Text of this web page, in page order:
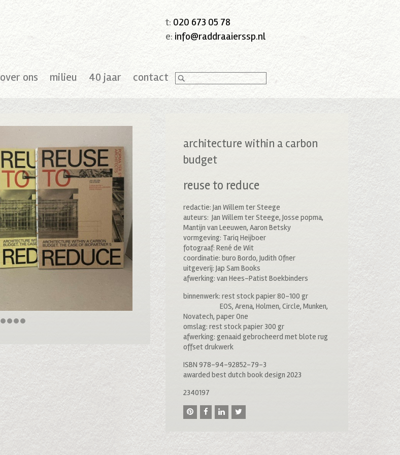
t: 020 673 05 78
e: info@raddraaierssp.nl
over ons milieu 40 jaar contact
architecture within a carbon
budget
reuse to reduce
redactie: Jan Willem ter Steege
auteurs: Jan Willem ter Steege, Josse popma,
Mantijn van Leeuwen, Aaron Betsky
vormgeving: Tariq Heijboer
fotograaf: René de Wit
coordinatie: buro Bordo, Judith Ofner
uitgeverij: Jap Sam Books
afwerking: van Hees-Patist Boekbinders
binnenwerk: rest stock papier 80-100 gr
EOS, Arena, Holmen, Circle, Munken,
Novatech, paper One
omslag: rest stock papier 300 gr
afwerking: genaaid gebrocheerd met blote rug
offset drukwerk
ISBN 978-94-92852-79-3
awarded best dutch book design 2023
2340197